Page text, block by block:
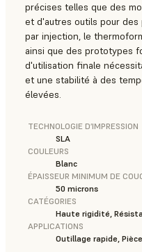
précises telles que des
et d'autres outils pour des
par injection, le
ainsi que des prototypes
d'utilisation finale
et une stabilité à des
élevées.
TECHNOLOGIE D’IMPRESSION
SLA
COULEURS
Blanc
ÉPAISSEUR MINIMUM DE
50 microns
CATÉGORIES
Haute rigidité,
APPLICATIONS
Outillage rapide,